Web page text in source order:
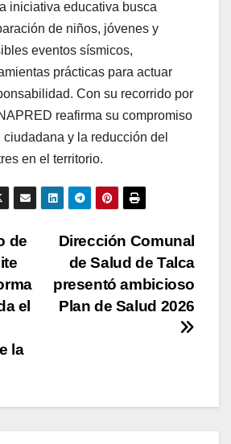
iniciativa educativa busca
de niños, jóvenes y
eventos sísmicos,
prácticas para actuar
Con su recorrido por
reafirma su compromiso
y la reducción del
en el territorio.
Dirección Comunal
de Salud de Talca
presentó ambicioso
Plan de Salud 2026
de
el
la